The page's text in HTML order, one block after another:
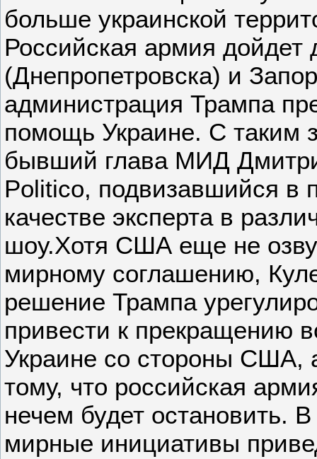
Российская армия
(Днепропетровска) и
администрация Трампа
помощь Украине. С таким
бывший глава МИД
Politico, подвизавшийся в
качестве эксперта в
шоу.Хотя США еще не
мирному соглашению,
решение Трампа
привести к прекращению
Украине со стороны США,
тому, что российская
нечем будет остановить.
мирные инициативы